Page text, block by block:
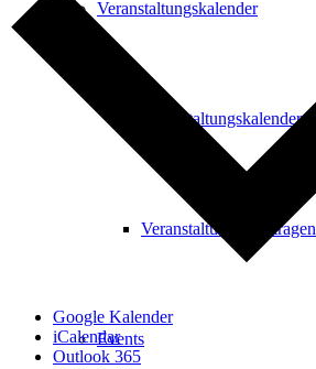
Veranstaltungskalender
Veranstaltungskalender
Veranstaltung beantragen
Events
Google Kalender
iCalendar
Outlook 365